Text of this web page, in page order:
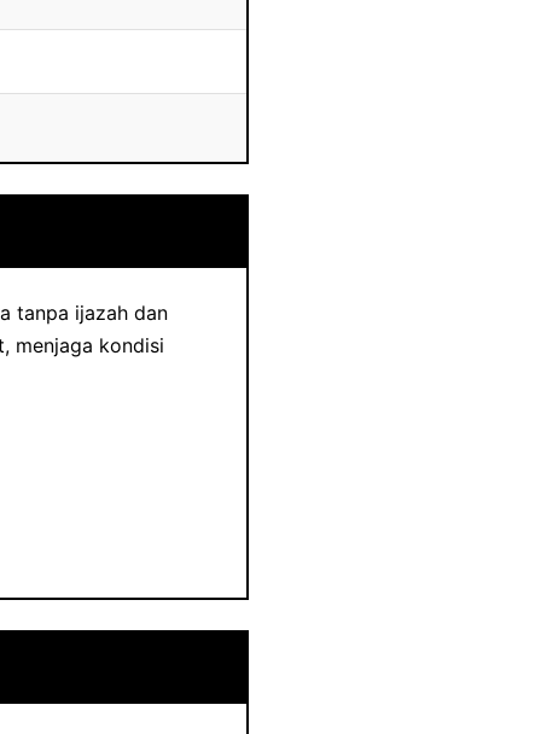
tanpa ijazah dan
menjaga kondisi